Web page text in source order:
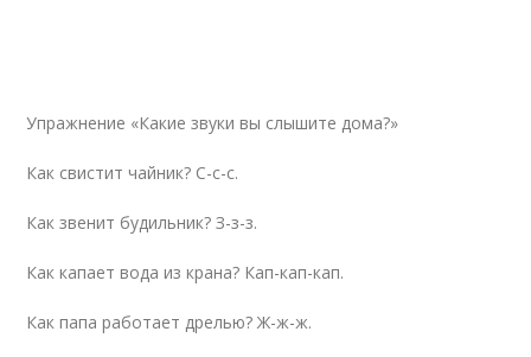
Упражнение «Какие звуки вы слышите дома?»
Как свистит чайник? С-с-с.
Как звенит будильник? З-з-з.
Как капает вода из крана? Кап-кап-кап.
Как папа работает дрелью? Ж-ж-ж.